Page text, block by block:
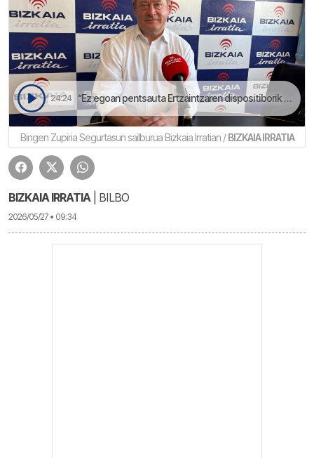
24:24 “Ez egoan pentsauta Ertzaintzaren dispositiborik aireportuan, baina AENAk dei bat egin eutsien oztopatzen egozalako" | Goizeko Izarretan
Bingen Zupiria Segurtasun sailburua Bizkaia Irratian /BIZKAIA IRRATIA
BIZKAIA IRRATIA| BILBO
2026/05/27 • 09:34